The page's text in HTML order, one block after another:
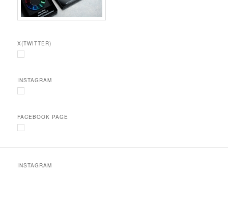
X(TWITTER)
INSTAGRAM
FACEBOOK PAGE
INSTAGRAM